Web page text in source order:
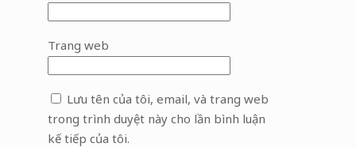
Trang web
Lưu tên của tôi, email, và trang web
trong trình duyệt này cho lần bình luận
kế tiếp của tôi.